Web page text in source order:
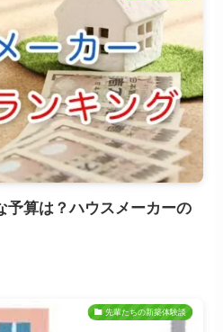
予算は？ハウスメーカーの
先輩たちの新築体験談